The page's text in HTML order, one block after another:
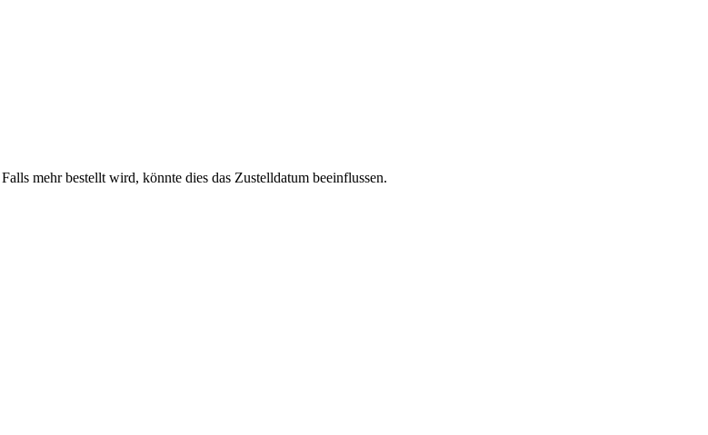
mehr bestellt wird, könnte dies das Zustelldatum beeinflussen.